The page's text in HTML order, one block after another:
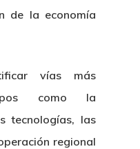
de la economía
vías más
como la
tecnologías, las
regional